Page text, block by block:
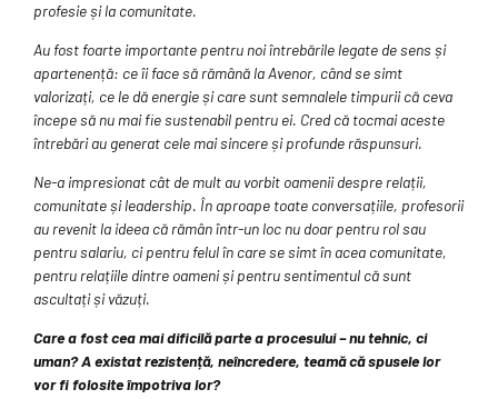
profesie și la comunitate.
Au fost foarte importante pentru noi întrebările legate de sens și
apartenență: ce îi face să rămână la Avenor, când se simt
valorizați, ce le dă energie și care sunt semnalele timpurii că ceva
începe să nu mai fie sustenabil pentru ei. Cred că tocmai aceste
întrebări au generat cele mai sincere și profunde răspunsuri.
Ne-a impresionat cât de mult au vorbit oamenii despre relații,
comunitate și leadership. În aproape toate conversațiile, profesorii
au revenit la ideea că rămân într-un loc nu doar pentru rol sau
pentru salariu, ci pentru felul în care se simt în acea comunitate,
pentru relațiile dintre oameni și pentru sentimentul că sunt
ascultați și văzuți.
Care a fost cea mai dificilă parte a procesului – nu tehnic, ci
uman? A existat rezistență, neîncredere, teamă că spusele lor
vor fi folosite împotriva lor?